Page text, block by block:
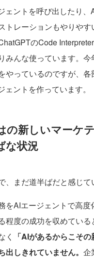
ェントを呼び出したり、
トレーションもやりやす
のCode
みんな使っています。今
やっているのですが、各
ェントを作っています。
の新しいマーケ
な状況
、まだ道半ばだと感じて
をAIエージェントで高度
程度の成功を収めている
く
「AIがあるからこそ
出しきれていません。 企